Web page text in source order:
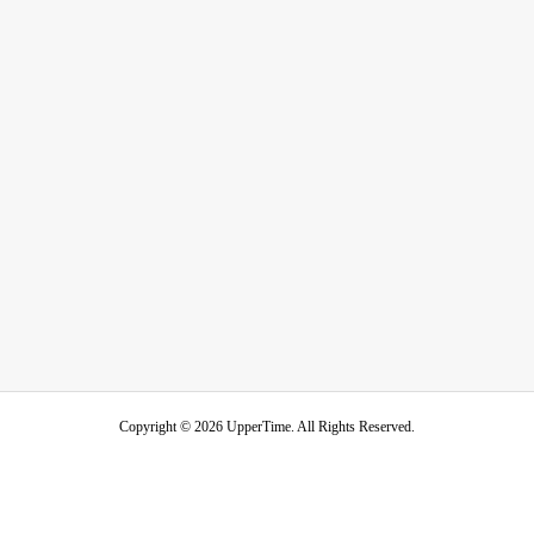
Copyright © 2026 UpperTime. All Rights Reserved.